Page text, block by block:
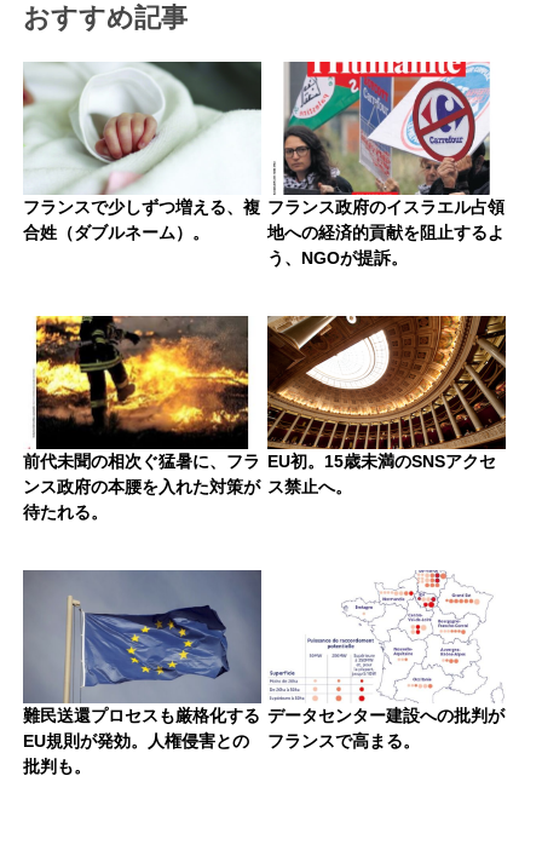
おすすめ記事
フランスで少しずつ増える、複
合姓（ダブルネーム）。
フランス政府のイスラエル占領
地への経済的貢献を阻止するよ
う、NGOが提訴。
前代未聞の相次ぐ猛暑に、フラ
ンス政府の本腰を入れた対策が
待たれる。
EU初。15歳未満のSNSアクセ
ス禁止へ。
難民送還プロセスも厳格化する
EU規則が発効。人権侵害との
批判も。
データセンター建設への批判が
フランスで高まる。